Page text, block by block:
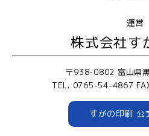
運営
株式会社す
〒938-0802 富山県
TEL. 0765-54-4867
すがの印刷 公